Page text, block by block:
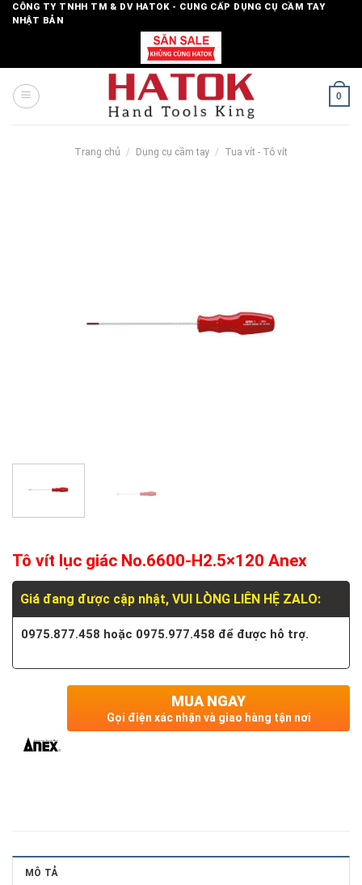
SkipCÔNG TY TNHH TM & DV HATOK - CUNG CẤP DỤNG CỤ CẦM TAY
NHẬT BẢN
0
Trang chủ / Dụng cụ cầm tay / Tua vít - Tô vít
Tô vít lục giác No.6600-H2.5×120 Anex
Giá đang được cập nhật, VUI LÒNG LIÊN HỆ ZALO:
0975.877.458 hoặc 0975.977.458 để được hỗ trợ.
MUA NGAY
Gọi điện xác nhận và giao hàng tận nơi
MÔ TẢ